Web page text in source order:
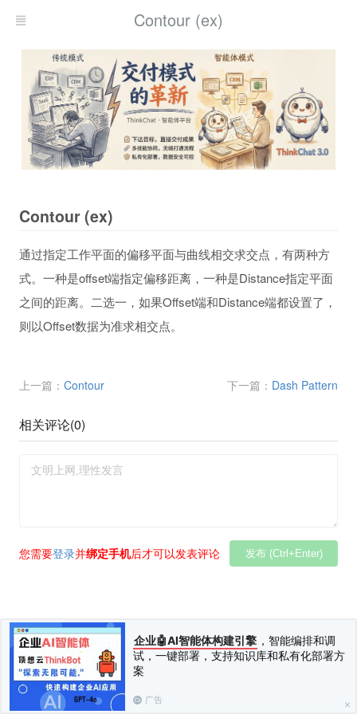
企业🤖AI智能体构建引擎 ，智能编排和调
试，一键部署，支持知识库和私有化部署方
案
广告
Contour (ex)
Contour (ex)
通过指定工作平面的偏移平面与曲线相交求交点，有两种方
式。一种是offset端指定偏移距离，一种是Distance指定平面
之间的距离。二选一，如果Offset端和Distance端都设置了，
则以Offset数据为准求相交点。
上一篇： Contour 下一篇： Dash Pattern
相关评论(0)
您需要登录并绑定手机后才可以发表评论 发布 (Ctrl+Enter)